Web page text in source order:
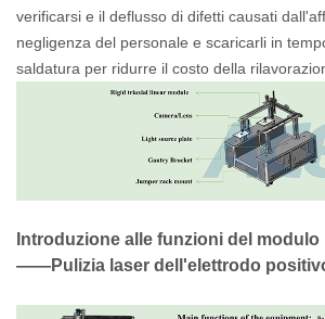
verificarsi e il deflusso di difetti causati
negligenza del personale e scaricarli in
saldatura per ridurre il costo della
Introduzione alle funzioni del modulo
——Pulizia laser dell'elettrodo